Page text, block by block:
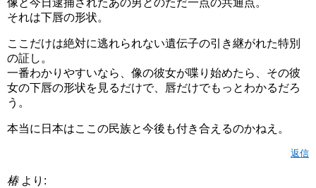
像と今日逮捕されたあの男とのただ一点の共通点。
それは下唇の形状。
ここだけは絶対に逃れられない遺伝子の引き継がれた特別
の証し。
一番わかりやすいなら、像の彼女が喋り始めたら、その彼
女の下唇の形状を見るだけで、唇だけでもっとわかるだろ
う。
本当に日本はここの民族と今後も付き合えるのかねえ。
返信
椿 より: